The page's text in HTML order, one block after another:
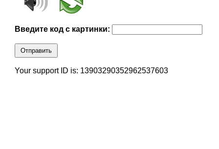
Введите код с картинки:
Отправить
Your support ID is: 13903290352962537603